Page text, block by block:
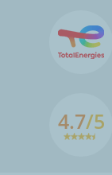
4.7/5